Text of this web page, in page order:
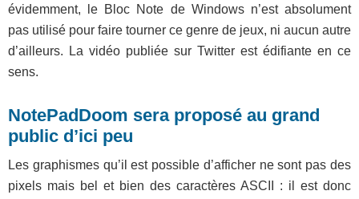
évidemment, le Bloc Note de Windows n’est absolument
pas utilisé pour faire tourner ce genre de jeux, ni aucun autre
d’ailleurs. La vidéo publiée sur Twitter est édifiante en ce
sens.
NotePadDoom sera proposé au grand
public d’ici peu
Les graphismes qu’il est possible d’afficher ne sont pas des
pixels mais bel et bien des caractères ASCII : il est donc